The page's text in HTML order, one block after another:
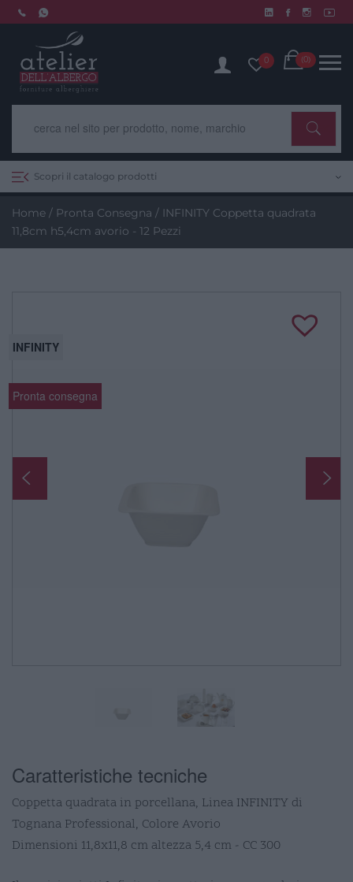
Skip
to
0 Cart
(0)
Scopri il catalogo prodotti
Home / Pronta Consegna / INFINITY Coppetta quadrata
11,8cm h5,4cm avorio - 12 Pezzi
Pronta consegna
INFINITY
Caratteristiche tecniche
Coppetta quadrata in porcellana, Linea INFINITY di
Tognana Professional, Colore Avorio
Dimensioni 11,8x11,8 cm altezza 5,4 cm - CC 300